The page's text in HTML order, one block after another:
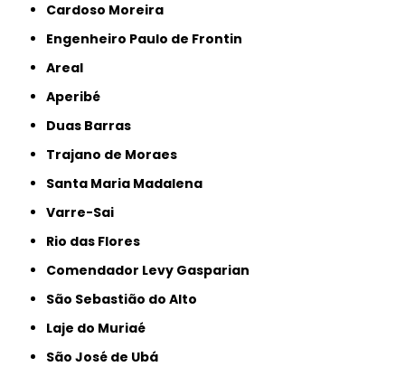
Cardoso Moreira
Engenheiro Paulo de Frontin
Areal
Aperibé
Duas Barras
Trajano de Moraes
Santa Maria Madalena
Varre-Sai
Rio das Flores
Comendador Levy Gasparian
São Sebastião do Alto
Laje do Muriaé
São José de Ubá